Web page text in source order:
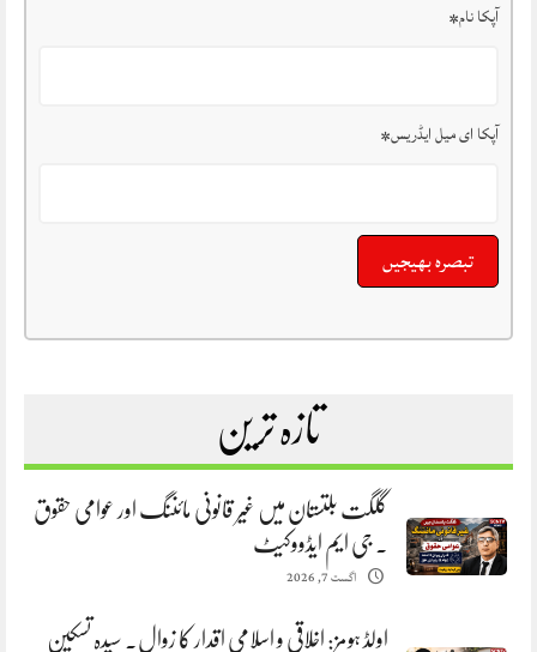
آپکا نام*
آپکا ای میل ایڈریس*
تازہ ترین
گلگت بلتستان میں غیر قانونی مائننگ اور عوامی حقوق
. جی ایم ایڈووکیٹ
اگست 7, 2026
اولڈ ہومز: اخلاقی و اسلامی اقدار کا زوال. سیدہ تسکین